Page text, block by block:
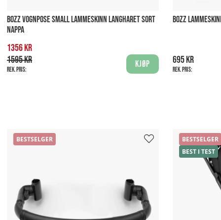
BOZZ VOGNPOSE SMALL LAMMESKINN LANGHARET SORT
NAPPA
1356 kr
1595 kr
Rek. pris:
Kjøp
BOZZ
695 kr
Rek. pris:
BESTSELGER
BESTSELGER
BEST I TEST